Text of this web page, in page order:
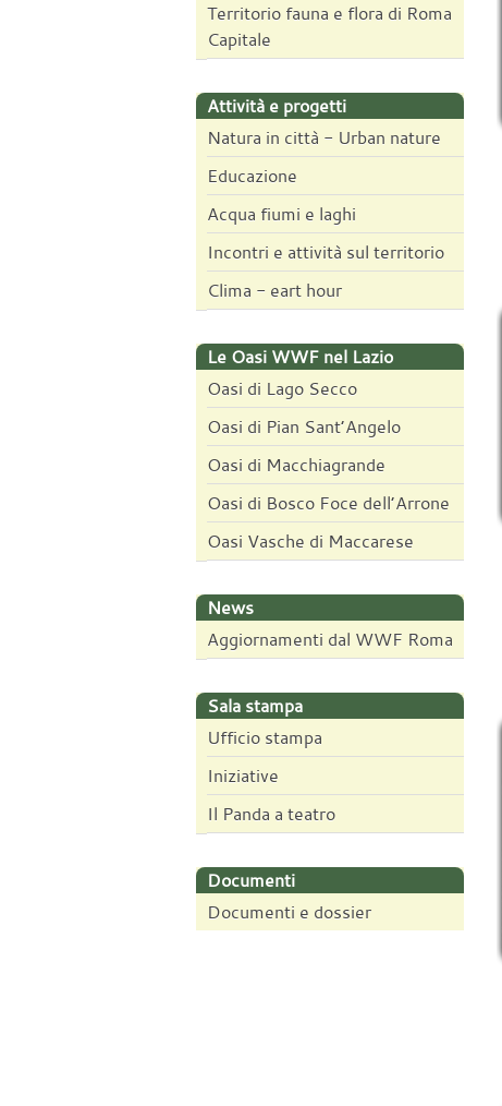
Territorio fauna e flora di Roma
Capitale
Attività e progetti
Natura in città - Urban nature
Educazione
Acqua fiumi e laghi
Incontri e attività sul territorio
Clima - eart hour
Le Oasi WWF nel Lazio
Oasi di Lago Secco
Oasi di Pian Sant’Angelo
Oasi di Macchiagrande
Oasi di Bosco Foce dell’Arrone
Oasi Vasche di Maccarese
News
Aggiornamenti dal WWF Roma
Sala stampa
Ufficio stampa
Iniziative
Il Panda a teatro
Documenti
Documenti e dossier